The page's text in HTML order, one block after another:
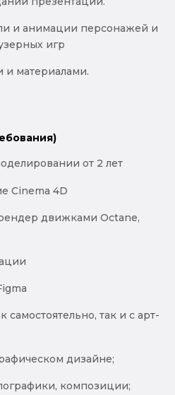
и анимации персонажей и
игр
и материалами.
от 2 лет
Cinema 4D
движками Octane,
самостоятельно, так и с арт-
дизайне;
композиции;